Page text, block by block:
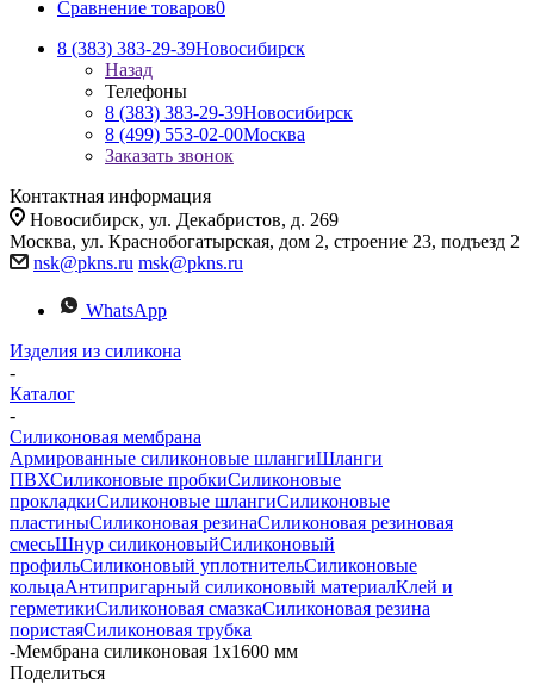
Сравнение товаров0
8 (383) 383-29-39Новосибирск
Назад
Телефоны
8 (383) 383-29-39Новосибирск
8 (499) 553-02-00Москва
Заказать звонок
Контактная информация
Новосибирск, ул. Декабристов, д. 269
Москва, ул. Краснобогатырская, дом 2, строение 23, подъезд 2
nsk@pkns.ru msk@pkns.ru
WhatsApp
Изделия из силикона
-
Каталог
-
Силиконовая мембрана
Армированные силиконовые шлангиШланги
ПВХСиликоновые пробкиСиликоновые
прокладкиСиликоновые шлангиСиликоновые
пластиныСиликоновая резинаСиликоновая резиновая
смесьШнур силиконовыйСиликоновый
профильСиликоновый уплотнительСиликоновые
кольцаАнтипригарный силиконовый материалКлей и
герметикиСиликоновая смазкаСиликоновая резина
пористаяСиликоновая трубка
-Мембрана силиконовая 1х1600 мм
Поделиться